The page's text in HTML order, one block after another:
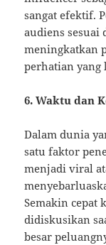
sangat efektif.
audiens sesuai
meningkatkan
perhatian yang
6. Waktu dan
Dalam dunia
satu faktor
menjadi viral
Semakin cepat
didiskusikan
besar